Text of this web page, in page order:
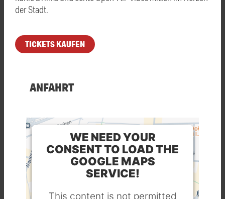
der Stadt.
TICKETS KAUFEN
ANFAHRT
WE NEED YOUR
CONSENT TO LOAD THE
GOOGLE MAPS
SERVICE!
This content is not permitted